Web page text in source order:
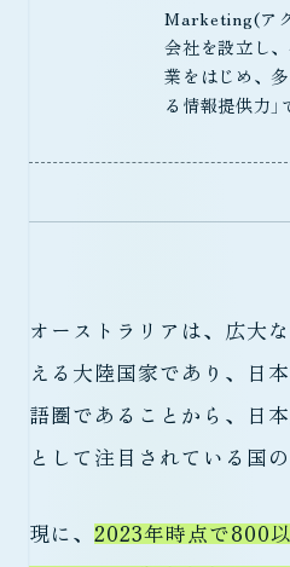
Marketing(ア
会社を設立し
業をはじめ、
る情報提供力」
オーストラリアは、広大
える大陸国家であり、日
語圏であることから、日
として注目されている国の
現に、 2023年時点で800